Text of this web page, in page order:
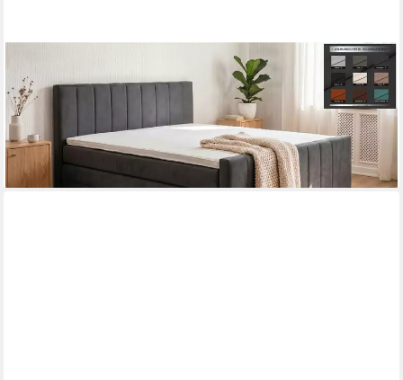
Boxspringbett mit Bettkasten und Matratze mit integrierten
Topper - Modell Cali K, mit innovativem Belüftungssystem
ab 1.409,00 €
lieferbar in 5 Wochen